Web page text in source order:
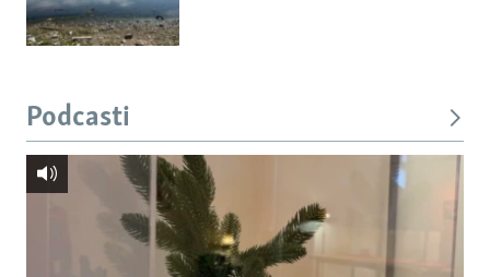
Podcasti